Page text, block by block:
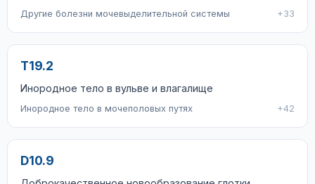
Другие болезни мочевыделительной системы +33
T19.2
Инородное тело в вульве и влагалище
Инородное тело в мочеполовых путях +42
D10.9